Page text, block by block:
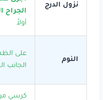
نزول الدرج
الجراح
أولاً
النوم
على
الجانب
كرسي